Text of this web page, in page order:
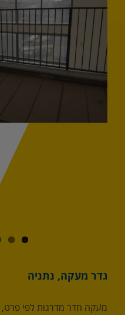
גדר מעקה, נתניה
מעקה חדר מדרגות לפי פרט,